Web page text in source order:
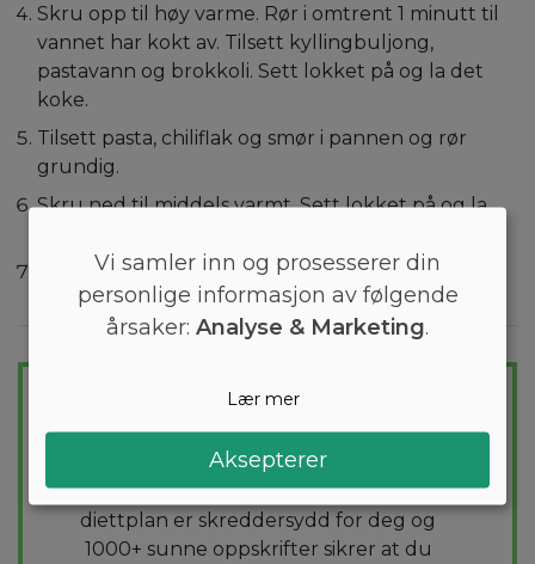
Skru opp til høy varme. Rør i omtrent 1 minutt til
vannet har kokt av. Tilsett kyllingbuljong,
pastavann og brokkoli. Sett lokket på og la det
koke.
Tilsett pasta, chiliflak og smør i pannen og rør
grundig.
Skru ned til middels varmt. Sett lokket på og la
Rør parmesan, salt og pepper i retten. Værsågod!
Skreddersydd diettplan
Vil du gå ned noen kilo? Med Arono får du
den mest effektive guiden til vekttap. En
diettplan er skreddersydd for deg og
1000+ sunne oppskrifter sikrer at du
Vi samler inn og prosesserer din
personlige informasjon av følgende
årsaker: Analyse & Marketing.
Lær mer
Aksepterer